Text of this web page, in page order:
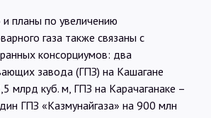
планы по увеличению
газа также связаны с
консорциумов: два
завода (ГПЗ) на Кашагане
млрд куб. м, ГПЗ на Карачаганаке –
ГПЗ «Казмунайгаза» на 900 млн